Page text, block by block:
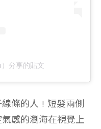
分享的貼文
條的人 ! 短髮兩側
感的瀏海在視覺上